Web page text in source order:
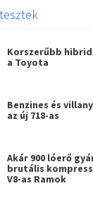
Korszerűbb
a Toyota
Benzines és
az új 718-as
Akár 900 lóerő
brutális
V8-as Ramok